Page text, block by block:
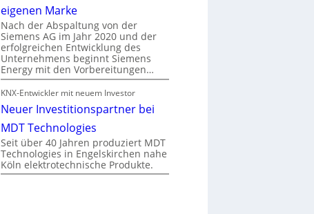
eigenen Marke
Nach der Abspaltung von der
Siemens AG im Jahr 2020 und der
erfolgreichen Entwicklung des
Unternehmens beginnt Siemens
Energy mit den Vorbereitungen…
KNX-Entwickler mit neuem Investor
Neuer Investitionspartner bei
MDT Technologies
Seit über 40 Jahren produziert MDT
Technologies in Engelskirchen nahe
Köln elektrotechnische Produkte.